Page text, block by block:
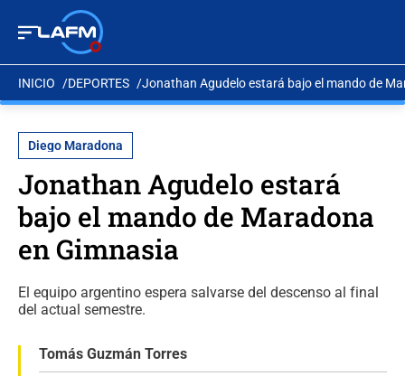
INICIO DEPORTES Jonathan Agudelo estará bajo el mando de
Diego Maradona
Jonathan Agudelo estará
bajo el mando de Maradona
en Gimnasia
El equipo argentino espera salvarse del descenso al final
del actual semestre.
Tomás Guzmán Torres